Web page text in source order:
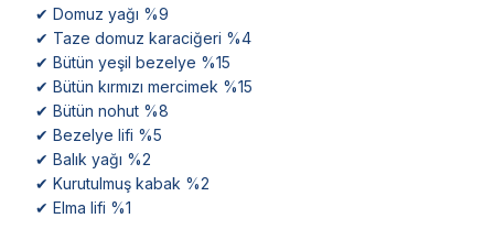
✔ Domuz yağı %9
✔ Taze domuz karaciğeri %4
✔ Bütün yeşil bezelye %15
✔ Bütün kırmızı mercimek %15
✔ Bütün nohut %8
✔ Bezelye lifi %5
✔ Balık yağı %2
✔ Kurutulmuş kabak %2
✔ Elma lifi %1